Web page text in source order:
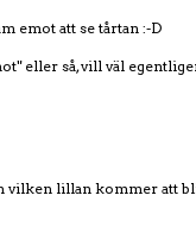
emot att se tårtan :-D
eller så, vill väl
vilken lillan kommer att